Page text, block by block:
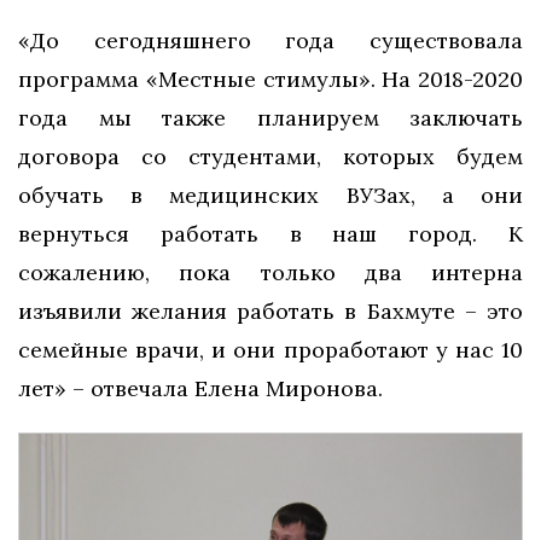
«До сегодняшнего года существовала
программа «Местные стимулы». На 2018-2020
года мы также планируем заключать
договора со студентами, которых будем
обучать в медицинских ВУЗах, а они
вернуться работать в наш город. К
сожалению, пока только два интерна
изъявили желания работать в Бахмуте – это
семейные врачи, и они проработают у нас 10
лет» – отвечала Елена Миронова.